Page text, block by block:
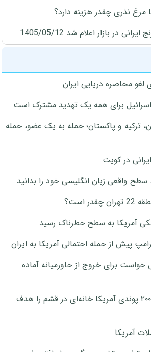
نذری چقدر هزینه دارد؟
در بازار اعلام شد 1405/05/12
لغو محاصره دریایی ایران
اسرائیل برای همه یک تهدید مشترک است
ترکیه و پاکستان؛ حمله به یک عضو، حمله
در کویت
واقعی زبان انگلیسی خود را بدانید
است؟
آمریکا به سطح خطرناک رسید
پیش از حمله احتمالی آمریکا به ایران
خواست برای خروج از خاورمیانه آماده
نیویورک‌تایمز: بمب ۲۰۰۰ پوندی آمریکا خانه‌ای در قشم را هدف
آمریکا